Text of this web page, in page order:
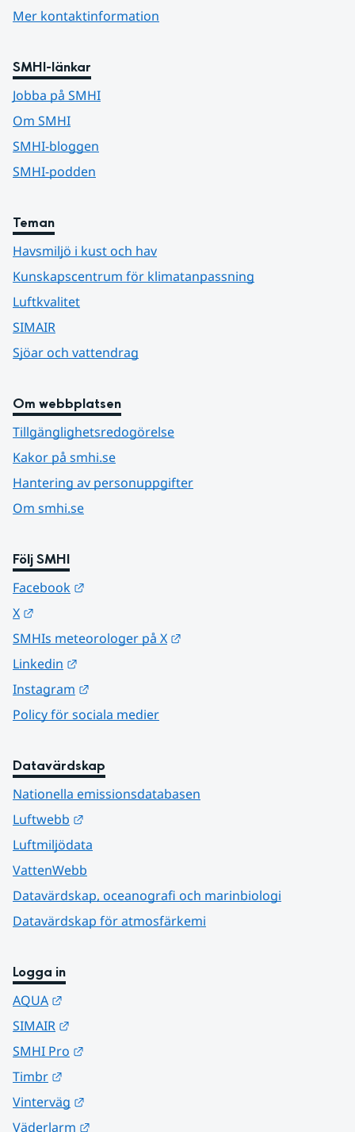
Mer kontaktinformation
SMHI-länkar
Jobba på SMHI
Om SMHI
SMHI-bloggen
SMHI-podden
Teman
Havsmiljö i kust och hav
Kunskapscentrum för klimatanpassning
Luftkvalitet
SIMAIR
Sjöar och vattendrag
Om webbplatsen
Tillgänglighetsredogörelse
Kakor på smhi.se
Hantering av personuppgifter
Om smhi.se
Följ SMHI
Facebook
X
SMHIs meteorologer på X
Linkedin
Instagram
Policy för sociala medier
Datavärdskap
Nationella emissionsdatabasen
Luftwebb
Luftmiljödata
VattenWebb
Datavärdskap, oceanografi och marinbiologi
Datavärdskap för atmosfärkemi
Logga in
AQUA
SIMAIR
SMHI Pro
Timbr
Vinterväg
Väderlarm